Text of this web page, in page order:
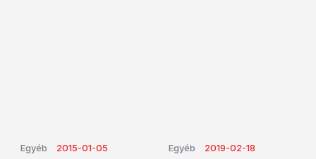
Egyéb 2015-01-05 Egyéb 2019-02-18